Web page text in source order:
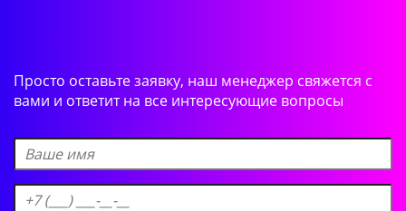
Просто оставьте заявку, наш менеджер свяжется с
вами и ответит на все интересующие вопросы